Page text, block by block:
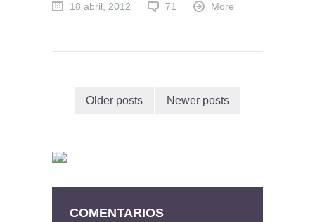
18 abril, 2012 71 More
Older posts Newer posts
COMENTARIOS